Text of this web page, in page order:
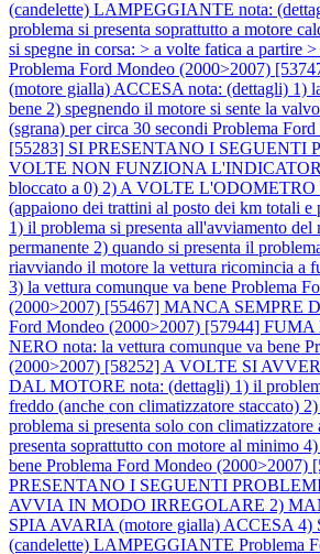
(candelette) LAMPEGGIANTE nota:
problema si presenta soprattutto a motore
si spegne in corsa: > a volte fatica a partire
Problema Ford Mondeo (2000>2007)
(motore gialla) ACCESA nota: (dettagli) 1)
bene 2) spegnendo il motore si sente la
(sgrana) per circa 30 secondi Problema
[55283] SI PRESENTANO I SEGUENTI
VOLTE NON FUNZIONA
bloccato a 0) 2) A VOLTE
(appaiono dei trattini al posto dei km totali e
1) il problema si presenta all'avviamento del
permanente 2) quando si presenta il
riavviando il motore la vettura ricomincia a
3) la vettura comunque va bene Problema
(2000>2007) [55467] MANCA SEMPRE
Ford Mondeo (2000>2007) [57944]
NERO nota: la vettura comunque va bene
(2000>2007) [58252] A VOLTE SI
DAL MOTORE nota: (dettagli) 1) il
freddo (anche con climatizzatore staccato)
problema si presenta solo con climatizzatore
presenta soprattutto con motore al minimo
bene Problema Ford Mondeo (2000>2007)
PRESENTANO I SEGUENTI
AVVIA IN MODO IRREGOLARE 2)
SPIA AVARIA (motore gialla) ACCESA 4)
(candelette) LAMPEGGIANTE Problema